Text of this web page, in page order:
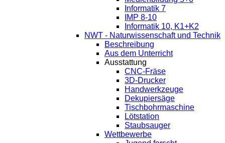
Informatik 7
IMP 8-10
Informatik 10, K1+K2
NWT - Naturwissenschaft und Technik
Beschreibung
Aus dem Unterricht
Ausstattung
CNC-Fräse
3D-Drucker
Handwerkzeuge
Dekupiersäge
Tischbohrmaschine
Lötstation
Staubsauger
Wettbewerbe